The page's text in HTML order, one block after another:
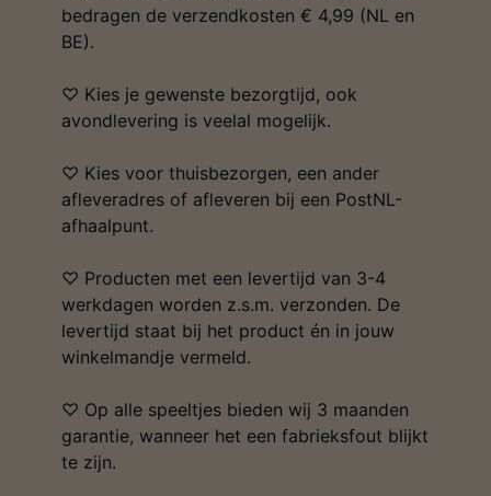
bedragen de verzendkosten € 4,99 (NL en
BE).
♡ Kies je gewenste bezorgtijd, ook
avondlevering is veelal mogelijk.
♡ Kies voor thuisbezorgen, een ander
afleveradres of afleveren bij een PostNL-
afhaalpunt.
♡ Producten met een levertijd van 3-4
werkdagen worden z.s.m. verzonden. De
levertijd staat bij het product én in jouw
winkelmandje vermeld.
♡ Op alle speeltjes bieden wij 3 maanden
garantie, wanneer het een fabrieksfout blijkt
te zijn.